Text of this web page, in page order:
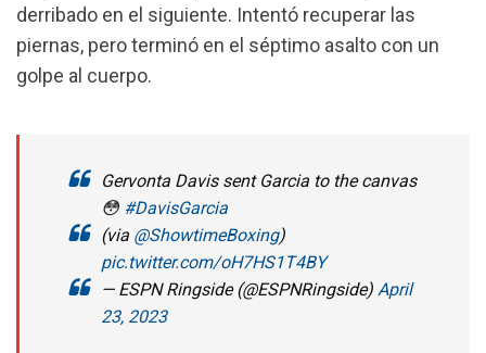
derribado en el siguiente. Intentó recuperar las
piernas, pero terminó en el séptimo asalto con un
golpe al cuerpo.
Gervonta Davis sent Garcia to the canvas
😳 #DavisGarcia
(via @ShowtimeBoxing)
pic.twitter.com/oH7HS1T4BY
— ESPN Ringside (@ESPNRingside) April
23, 2023